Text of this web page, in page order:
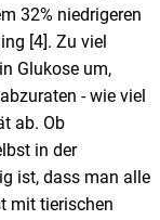
32% niedrigeren
[4]. Zu viel
Glukose um,
- wie viel
ab. Ob
in der
ist, dass man alle
mit tierischen